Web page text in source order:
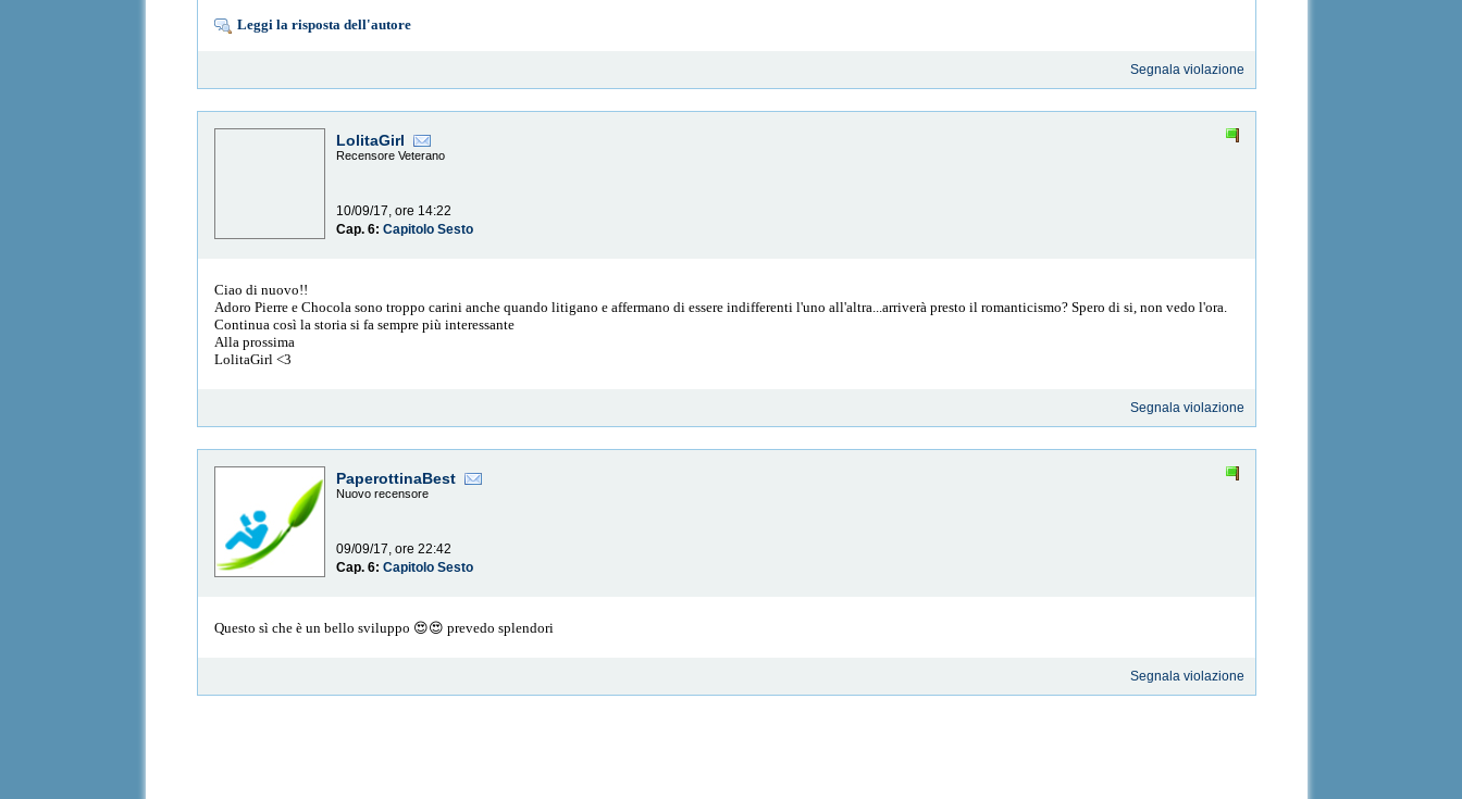
Leggi la risposta dell'autore
Segnala violazione
LolitaGirl
Recensore Veterano
10/09/17, ore 14:22
Cap. 6:Capitolo Sesto
Ciao di nuovo!!
Adoro Pierre e Chocola sono troppo carini anche quando litigano e affermano di essere indifferenti l'uno all'altra...arriverà presto il romanticismo? Spero di si, non vedo l'ora.
Continua così la storia si fa sempre più interessante
Alla prossima
LolitaGirl <3
Segnala violazione
PaperottinaBest
Nuovo recensore
09/09/17, ore 22:42
Cap. 6:Capitolo Sesto
Questo sì che è un bello sviluppo 😍😍 prevedo splendori
Segnala violazione